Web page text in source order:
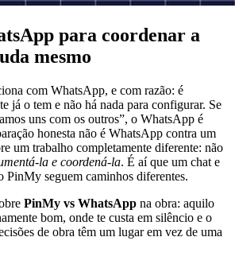
para coordenar a
mesmo
com WhatsApp, e com razão: é
já o tem e não há nada para configurar. Se
uns com os outros”, o WhatsApp é
honesta não é WhatsApp contra um
um trabalho completamente diferente: não
la e coordená-la. É aí que um chat e
PinMy seguem caminhos diferentes.
PinMy vs WhatsApp na obra: aquilo
bom, onde te custa em silêncio e o
de obra têm um lugar em vez de uma